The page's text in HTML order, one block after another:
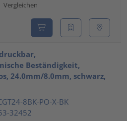
Vergleichen
Beständigkeit,
24.0mm/8.0mm, schwarz,
8BK-PO-X-BK
32452